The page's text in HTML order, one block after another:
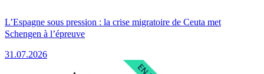
L’Espagne sous pression : la crise migratoire de Ceuta met
Schengen à l’épreuve
31.07.2026